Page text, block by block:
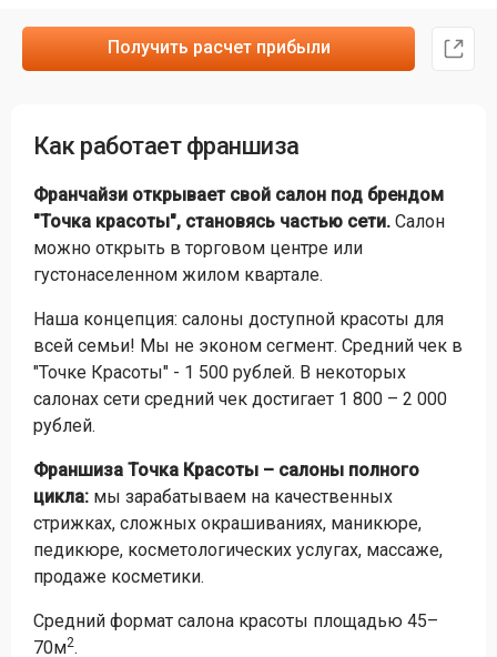
Получить расчет прибыли
Как работает франшиза
Франчайзи открывает свой салон под брендом
"Точка красоты", становясь частью сети. Салон
можно открыть в торговом центре или
густонаселенном жилом квартале.
Наша концепция: салоны доступной красоты для
всей семьи! Мы не эконом сегмент. Средний чек в
"Точке Красоты" - 1 500 рублей. В некоторых
салонах сети средний чек достигает 1 800 – 2 000
рублей.
Франшиза Точка Красоты – салоны полного
цикла: мы зарабатываем на качественных
стрижках, сложных окрашиваниях, маникюре,
педикюре, косметологических услугах, массаже,
продаже косметики.
Средний формат салона красоты площадью 45–
70м2.